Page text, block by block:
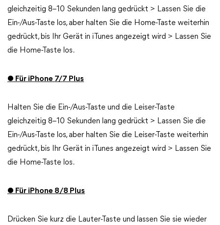
gleichzeitig 8–10 Sekunden lang gedrückt > Lassen Sie die
Ein-/Aus-Taste los, aber halten Sie die Home-Taste weiterhin
gedrückt, bis Ihr Gerät in iTunes angezeigt wird > Lassen Sie
die Home-Taste los.
● Für iPhone 7/7 Plus
Halten Sie die Ein-/Aus-Taste und die Leiser-Taste
gleichzeitig 8–10 Sekunden lang gedrückt > Lassen Sie die
Ein-/Aus-Taste los, aber halten Sie die Leiser-Taste weiterhin
gedrückt, bis Ihr Gerät in iTunes angezeigt wird > Lassen Sie
die Home-Taste los.
● Für iPhone 8/8 Plus
Drücken Sie kurz die Lauter-Taste und lassen Sie sie wieder